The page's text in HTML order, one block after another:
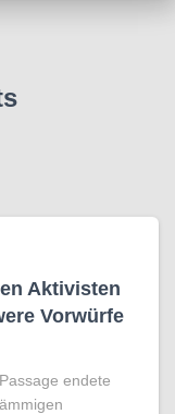
Aktivisten
Vorwürfe
endete